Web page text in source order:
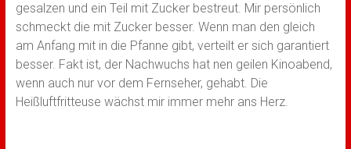
gesalzen und ein Teil mit Zucker bestreut. Mir persönlich
schmeckt die mit Zucker besser. Wenn man den gleich
am Anfang mit in die Pfanne gibt, verteilt er sich garantiert
besser. Fakt ist, der Nachwuchs hat nen geilen Kinoabend,
wenn auch nur vor dem Fernseher, gehabt. Die
Heißluftfritteuse wächst mir immer mehr ans Herz.